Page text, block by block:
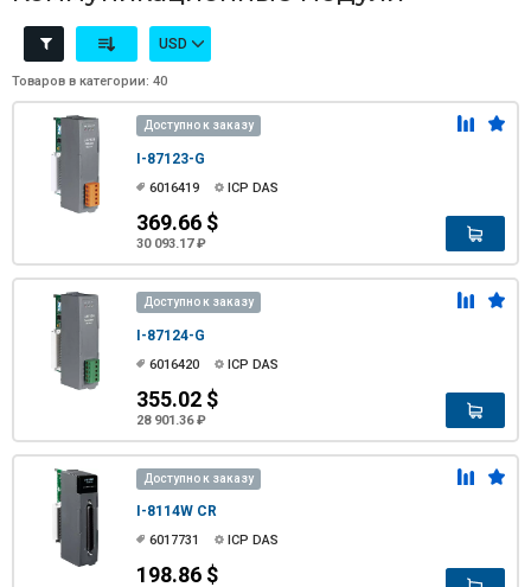
USD
Товаров в категории: 40
Доступно к заказу
I-87123-G
6016419 ICP DAS
369.66 $
30 093.17 ₽
Доступно к заказу
I-87124-G
6016420 ICP DAS
355.02 $
28 901.36 ₽
Доступно к заказу
I-8114W CR
6017731 ICP DAS
198.86 $